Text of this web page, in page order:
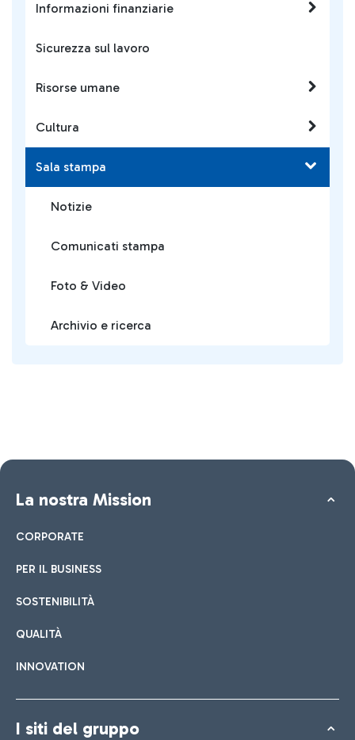
Informazioni finanziarie
Sicurezza sul lavoro
Risorse umane
Cultura
Sala stampa
Notizie
Comunicati stampa
Foto & Video
Archivio e ricerca
La nostra Mission
CORPORATE
PER IL BUSINESS
SOSTENIBILITÀ
QUALITÀ
INNOVATION
I siti del gruppo